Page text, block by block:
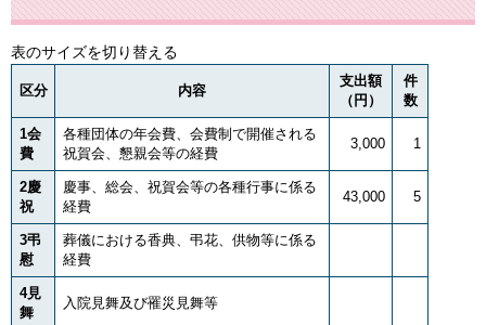
表のサイズを切り替える
区分 内容
支出額
（円）
件
数
1会
費
各種団体の年会費、会費制で開催される
祝賀会、懇親会等の経費
3,000 1
2慶
祝
慶事、総会、祝賀会等の各種行事に係る
経費
43,000 5
3弔
慰
葬儀における香典、弔花、供物等に係る
経費
4見
舞
入院見舞及び罹災見舞等